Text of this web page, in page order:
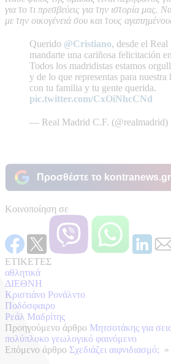
για το τι πρεσβεύεις για την ιστορία μας.
με την οικογένειά σου και τους
Querido @Cristiano, desde el
mandarte una cariñosa felicitación
Todos los madridistas estamos
y de lo que representas para
con tu familia y tu gente querida.
pic.twitter.com/CxOiNhcCNd
— Real Madrid C.F. (@realmadrid)
Προσθέστε το
Κοινοποίηση σε
ΕΤΙΚΕΤΕΣ
αθλητικά
ΔΙΕΘΝΗ
Κριστιάνο Ρονάλντο
Ποδόσφαιρο
Ρεάλ Μαδρίτης
Προηγούμενο άρθρο Μητσοτάκης για
πολύπλοκο γεωλογικό φαινόμενο
Επόμενο άρθρο Σχεδιάζει αιφνιδιασμό; »